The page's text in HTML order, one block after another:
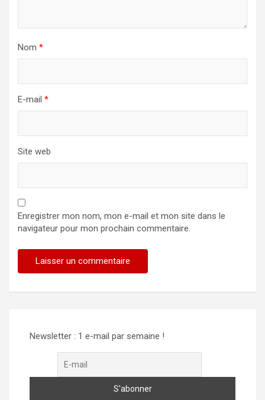
Nom *
E-mail *
Site web
Enregistrer mon nom, mon e-mail et mon site dans le
navigateur pour mon prochain commentaire.
Newsletter : 1 e-mail par semaine !